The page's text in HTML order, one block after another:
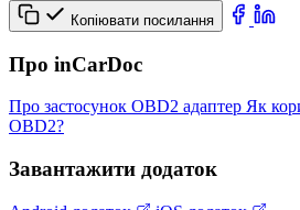
Копіювати посилання
Про inCarDoc
Про застосунок OBD2 адаптер Як
OBD2?
Завантажити додаток